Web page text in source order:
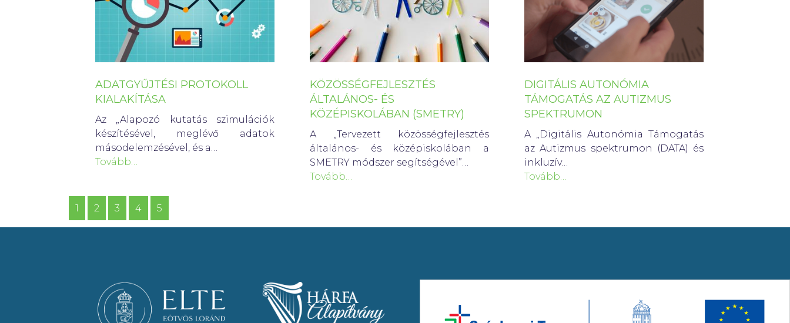
ADATGYŰJTÉSI PROTOKOLL
KIALAKÍTÁSA
Az „Alapozó kutatás szimulációk
készítésével, meglévő adatok
másodelemzésével, és a…
Tovább…
KÖZÖSSÉGFEJLESZTÉS
ÁLTALÁNOS- ÉS
KÖZÉPISKOLÁBAN (SMETRY)
A „Tervezett közösségfejlesztés
általános- és középiskolában a
SMETRY módszer segítségével”…
Tovább…
DIGITÁLIS AUTONÓMIA
TÁMOGATÁS AZ AUTIZMUS
SPEKTRUMON
A „Digitális Autonómia Támogatás
az Autizmus spektrumon (DATA) és
inkluzív…
Tovább…
1 2 3 4 5